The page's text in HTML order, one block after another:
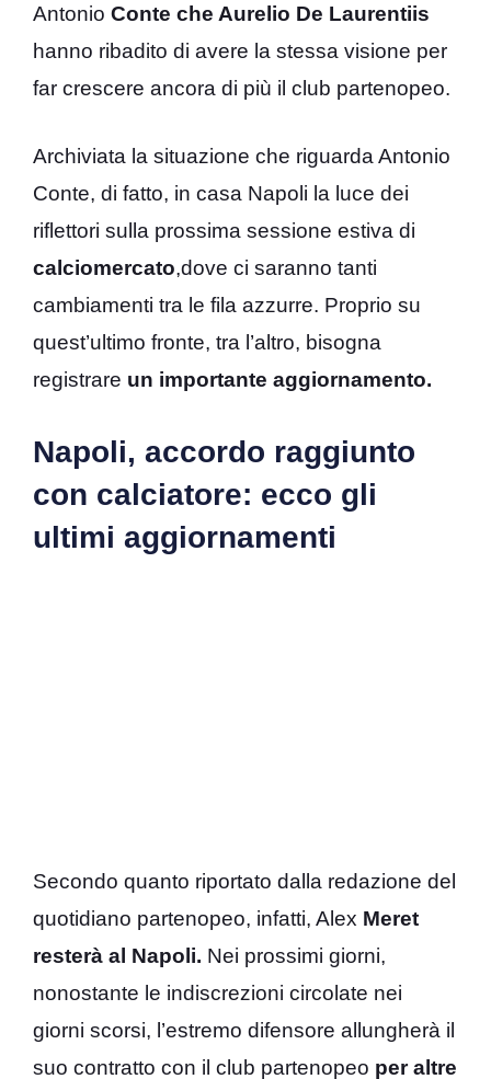
Antonio Conte che Aurelio De Laurentiis
hanno ribadito di avere la stessa visione per
far crescere ancora di più il club partenopeo.
Archiviata la situazione che riguarda Antonio
Conte, di fatto, in casa Napoli la luce dei
riflettori sulla prossima sessione estiva di
calciomercato,dove ci saranno tanti
cambiamenti tra le fila azzurre. Proprio su
quest’ultimo fronte, tra l’altro, bisogna
registrare un importante aggiornamento.
Napoli, accordo raggiunto
con calciatore: ecco gli
ultimi aggiornamenti
Secondo quanto riportato dalla redazione del
quotidiano partenopeo, infatti, Alex Meret
resterà al Napoli. Nei prossimi giorni,
nonostante le indiscrezioni circolate nei
giorni scorsi, l’estremo difensore allungherà il
suo contratto con il club partenopeo per altre